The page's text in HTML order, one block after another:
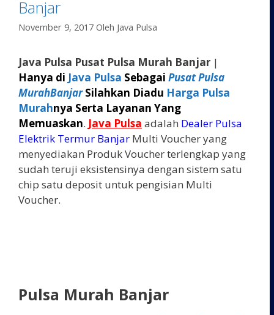
Banjar
November 9, 2017 Oleh Java Pulsa
Java Pulsa Pusat Pulsa Murah Banjar |
Hanya di Java Pulsa Sebagai Pusat Pulsa
MurahBanjarSilahkan Diadu Harga Pulsa
Murahnya Serta Layanan Yang
Memuaskan. Java Pulsa adalah Dealer Pulsa
Elektrik Termur Banjar Multi Voucher yang
menyediakan Produk Voucher terlengkap yang
sudah teruji eksistensinya dengan sistem satu
chip satu deposit untuk pengisian Multi
Voucher.
Pulsa Murah Banjar